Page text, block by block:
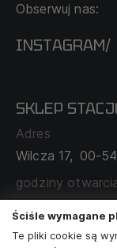
O NAS
MAPA
Obserwuj nas:
INSTAGRAM/
SKLEP
Adres
Wilcza 17, 00-
godziny
poniedziałek -
Ściśle wymagane
Te pliki cookie są